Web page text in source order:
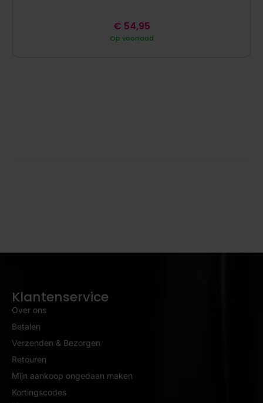
Op voorraad
€ 54,95
Klantenservice
Over ons
Betalen
Verzenden & Bezorgen
Retouren
Mijn aankoop ongedaan maken
Kortingscodes